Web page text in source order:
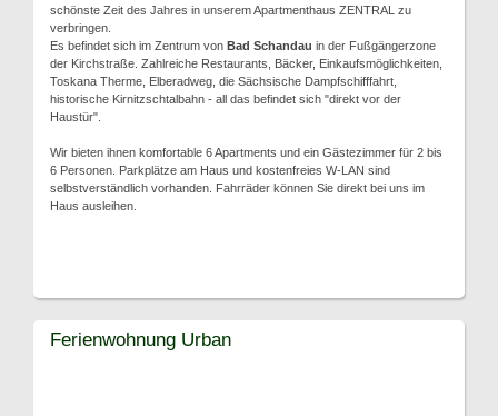
schönste Zeit des Jahres in unserem Apartmenthaus ZENTRAL zu
verbringen.
Es befindet sich im Zentrum von Bad Schandau in der Fußgängerzone
der Kirchstraße. Zahlreiche Restaurants, Bäcker, Einkaufsmöglichkeiten,
Toskana Therme, Elberadweg, die Sächsische Dampfschifffahrt,
historische Kirnitzschtalbahn - all das befindet sich "direkt vor der
Haustür".
Wir bieten ihnen komfortable 6 Apartments und ein Gästezimmer für 2 bis
6 Personen. Parkplätze am Haus und kostenfreies W-LAN sind
selbstverständlich vorhanden. Fahrräder können Sie direkt bei uns im
Haus ausleihen.
Ferienwohnung Urban